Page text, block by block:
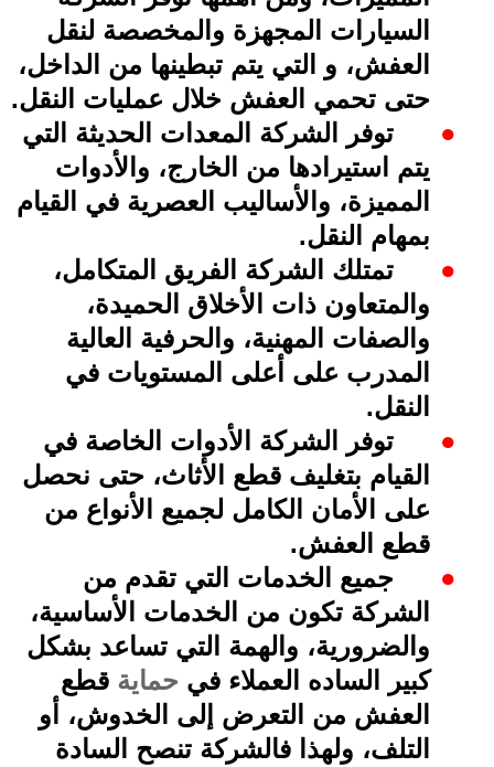
السيارات المجهزة والمخصصة لنقل
العفش، و التي يتم تبطينها من الداخل،
حتى تحمي العفش خلال عمليات النقل.
●
توفر الشركة المعدات الحديثة التي
يتم استيرادها من الخارج، والأدوات
المميزة، والأساليب العصرية في القيام
بمهام النقل.
●
تمتلك الشركة الفريق المتكامل،
والمتعاون ذات الأخلاق الحميدة،
والصفات المهنية، والحرفية العالية
المدرب على أعلى المستويات في
النقل.
●
توفر الشركة الأدوات الخاصة في
القيام بتغليف قطع الأثاث، حتى نحصل
على الأمان الكامل لجميع الأنواع من
قطع العفش.
●
جميع الخدمات التي تقدم من
الشركة تكون من الخدمات الأساسية،
والضرورية، والهمة التي تساعد بشكل
كبير الساده العملاء في حماية قطع
العفش من التعرض إلى الخدوش، أو
التلف، ولهذا فالشركة تنصح السادة